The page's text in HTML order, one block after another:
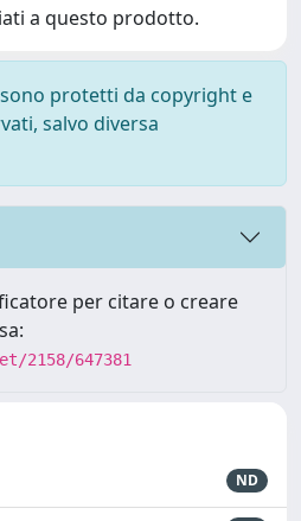
a questo prodotto.
protetti da copyright e
salvo diversa
per citare o creare
2158/647381
ND